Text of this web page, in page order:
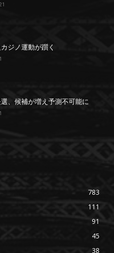
ジノ運動が躓く
、候補が増え予測不可能に
783
111
91
45
38